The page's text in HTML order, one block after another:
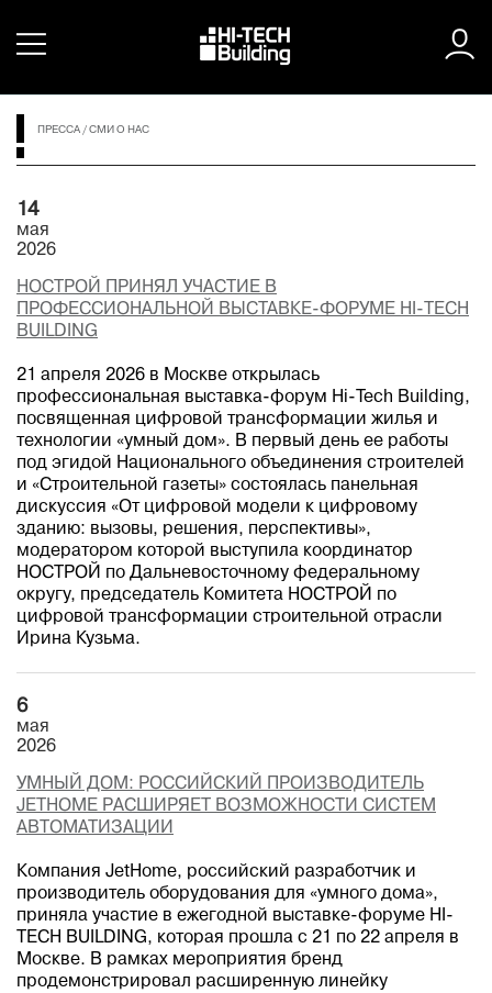
ПРЕССА / СМИ О НАС
14
мая
2026
НОСТРОЙ ПРИНЯЛ УЧАСТИЕ В
ПРОФЕССИОНАЛЬНОЙ ВЫСТАВКЕ-ФОРУМЕ HI-TECH
BUILDING
21 апреля 2026 в Москве открылась
профессиональная выставка-форум Hi-Tech Building,
посвященная цифровой трансформации жилья и
технологии «умный дом». В первый день ее работы
под эгидой Национального объединения строителей
и «Строительной газеты» состоялась панельная
дискуссия «От цифровой модели к цифровому
зданию: вызовы, решения, перспективы»,
модератором которой выступила координатор
НОСТРОЙ по Дальневосточному федеральному
округу, председатель Комитета НОСТРОЙ по
цифровой трансформации строительной отрасли
Ирина Кузьма.
6
мая
2026
УМНЫЙ ДОМ: РОССИЙСКИЙ ПРОИЗВОДИТЕЛЬ
JETHOME РАСШИРЯЕТ ВОЗМОЖНОСТИ СИСТЕМ
АВТОМАТИЗАЦИИ
Компания JetHome, российский разработчик и
производитель оборудования для «умного дома»,
приняла участие в ежегодной выставке-форуме HI-
TECH BUILDING, которая прошла с 21 по 22 апреля в
Москве. В рамках мероприятия бренд
продемонстрировал расширенную линейку